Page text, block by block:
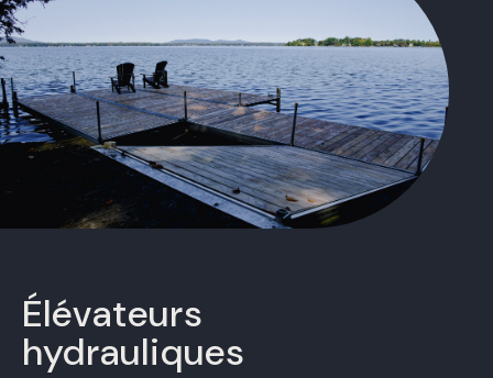
Élévateurs
hydrauliques